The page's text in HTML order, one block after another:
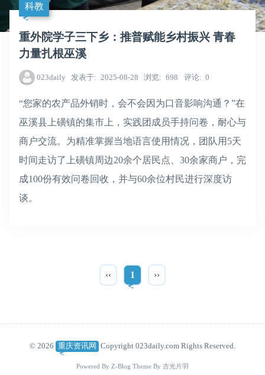
科教
重外院学子三下乡：推普赋能乡村振兴 青春
力量扎根巫溪
023daily 发表于 2025-08-28 浏览 698 评论 0
“您家的农产品外销时，会不会因为口音影响沟通？”在
巫溪县上磺镇的集市上，实践团成员手持问卷，耐心与
商户交流。为精准掌握当地语言使用情况，团队用 5天
时间走访了上磺镇周边20余个居民点、 30余家商户，完
成100份有效问卷回收，并与60余位村民进行深度访
谈。
‹‹ 1 ››
© 2026 重庆资讯网 Copyright 023daily.com Rights Reserved.
Powered By Z-Blog Theme By 吉光片羽